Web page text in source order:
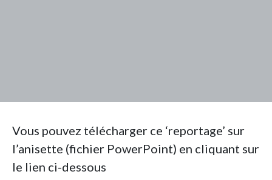
Vous pouvez télécharger ce ‘reportage’ sur
l’anisette (fichier PowerPoint) en cliquant sur
le lien ci-dessous